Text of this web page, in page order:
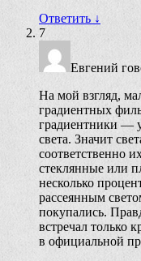
Ответить ↓
7
Евгений
На мой взгляд,
градиентных
градиентники —
света. Значит
соответственно
стеклянные или
несколько
рассеянным
покупались.
встречал только
в официальной